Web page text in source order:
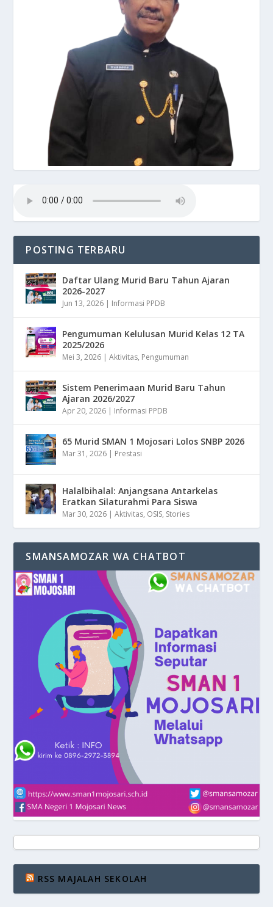
POSTING TERBARU
Daftar Ulang Murid Baru Tahun Ajaran
2026-2027
Jun 13, 2026 | Informasi PPDB
Pengumuman Kelulusan Murid Kelas 12 TA
2025/2026
Mei 3, 2026 |Aktivitas, Pengumuman
Sistem Penerimaan Murid Baru Tahun
Ajaran 2026/2027
Apr 20, 2026 | Informasi PPDB
65 Murid SMAN 1 Mojosari Lolos SNBP 2026
Mar 31, 2026 | Prestasi
Halalbihalal: Anjangsana Antarkelas
Eratkan Silaturahmi Para Siswa
Mar 30, 2026 |Aktivitas, OSIS, Stories
SMANSAMOZAR WA CHATBOT
RSS MAJALAH SEKOLAH